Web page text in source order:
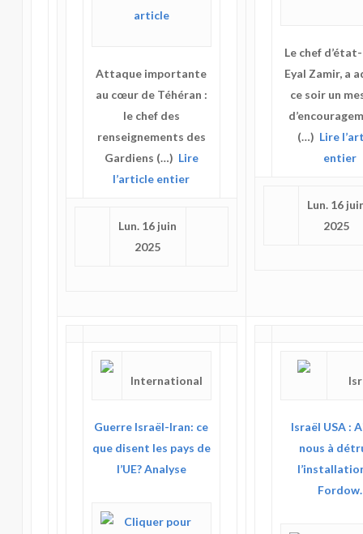
Attaque importante
au cœur de Téhéran :
le chef des
renseignements des
Gardiens (…) Lire
l’article entier
Lun. 16 juin
2025
Le chef
Eyal Zamir, a
ce soir un
(…) Lire
entier
Lun. 16
2025
International
Guerre Israël-Iran: ce
que disent les pays de
l’UE? Analyse
Israël USA :
nous à
Fordow.